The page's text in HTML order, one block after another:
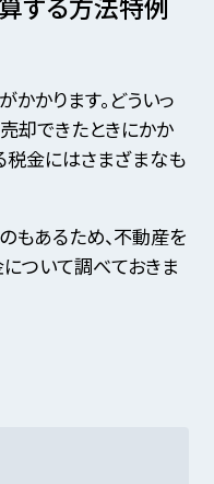
かります。どういっ
却できたときにかか
税金にはさまざまなも
もあるため、不動産を
ついて調べておきま